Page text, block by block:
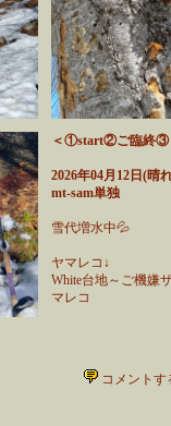
＜①start②ご臨終③
2026年04月12日(晴
mt-sam単独
雪代増水中💦
ヤマレコ↓
White台地～ご機嫌
マレコ
コメントす